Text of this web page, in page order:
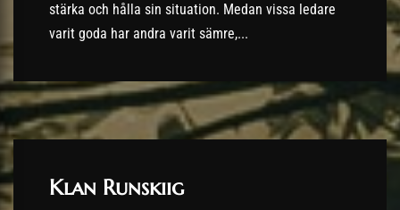
stärka och hålla sin situation. Medan vissa ledare
varit goda har andra varit sämre,...
Klan Runskiig